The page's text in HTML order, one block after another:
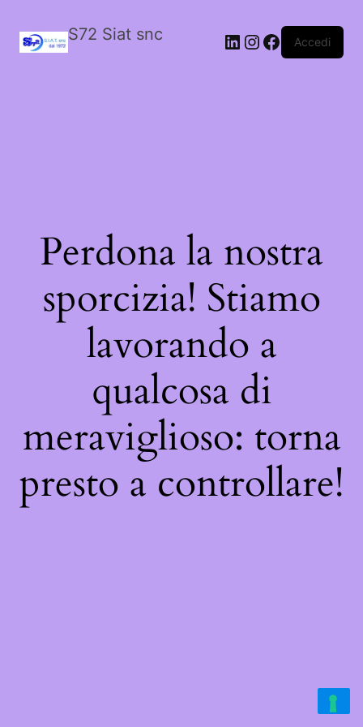
S72 Siat snc LinkedIn
Instagram
Facebook
Accedi
Perdona la nostra
sporcizia! Stiamo
lavorando a
qualcosa di
meraviglioso: torna
presto a controllare!